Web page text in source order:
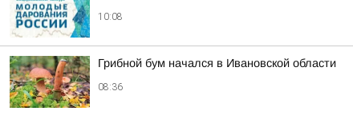
10:08
Грибной бум начался в Ивановской области
08:36